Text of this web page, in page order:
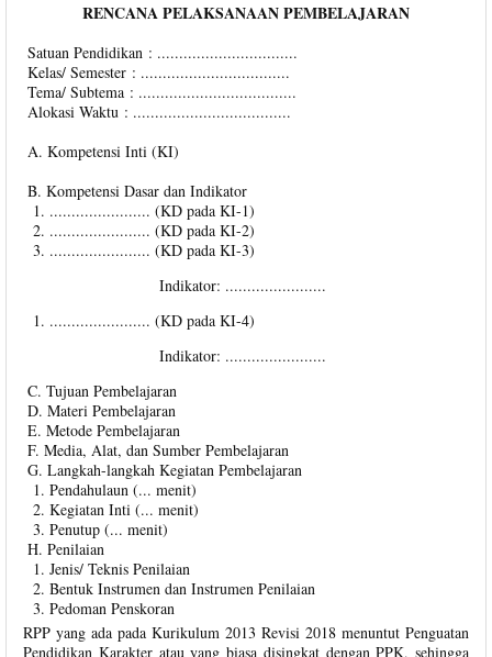
RENCANA PELAKSANAAN PEMBELAJARAN
Satuan Pendidikan : ................................
Kelas/ Semester : ..................................
Tema/ Subtema : ....................................
Alokasi Waktu : ....................................
A. Kompetensi Inti (KI)
B. Kompetensi Dasar dan Indikator
....................... (KD pada KI-1)
....................... (KD pada KI-2)
....................... (KD pada KI-3)
Indikator: .......................
....................... (KD pada KI-4)
Indikator: .......................
C. Tujuan Pembelajaran
D. Materi Pembelajaran
E. Metode Pembelajaran
F. Media, Alat, dan Sumber Pembelajaran
G. Langkah-langkah Kegiatan Pembelajaran
Pendahulaun (... menit)
Kegiatan Inti (... menit)
Penutup (... menit)
H. Penilaian
Jenis/ Teknis Penilaian
Bentuk Instrumen dan Instrumen Penilaian
Pedoman Penskoran
RPP yang ada pada Kurikulum 2013 Revisi 2018 menuntut Penguatan
Pendidikan Karakter atau yang biasa disingkat dengan PPK, sehingga